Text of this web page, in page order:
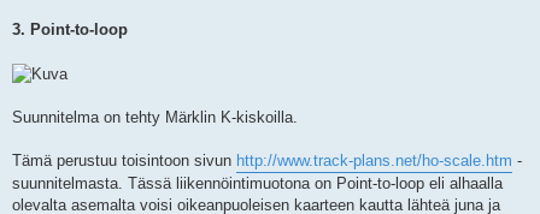
3. Point-to-loop
Suunnitelma on tehty Märklin K-kiskoilla.
Tämä perustuu toisintoon sivun http://www.track-plans.net/ho-scale.htm -
suunnitelmasta. Tässä liikennöintimuotona on Point-to-loop eli alhaalla
olevalta asemalta voisi oikeanpuoleisen kaarteen kautta lähteä juna ja